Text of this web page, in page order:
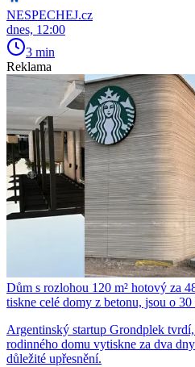
NESPECHEJ.cz
dnes, 12:00
3 min
Reklama
Dům s rozlohou 120 m² hotový za
tiskne celé domy z betonu, jsou o
Argentinský startup Grondplek
rodinného domu vytiskne za dva
důležité upřesnění.